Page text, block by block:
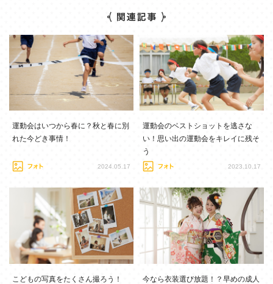
運動会はいつから春に？秋と春に別
れた今どき事情！
2024.05.17
運動会のベストショットを逃さな
い！思い出の運動会をキレイに残そ
う
2023.10.17
こどもの写真をたくさん撮ろう！
今なら衣装選び放題！？早めの成人